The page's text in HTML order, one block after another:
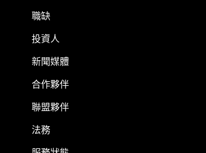
職缺
投資人
新聞媒體
合作夥伴
聯盟夥伴
法務